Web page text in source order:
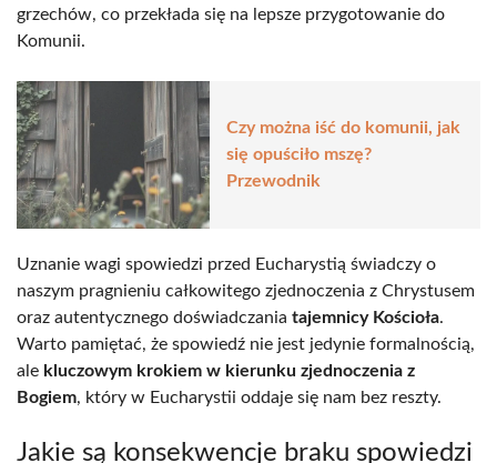
grzechów, co przekłada się na lepsze przygotowanie do
Komunii.
Czy można iść do komunii, jak
się opuściło mszę?
Przewodnik
Uznanie wagi spowiedzi przed Eucharystią świadczy o
naszym pragnieniu całkowitego zjednoczenia z Chrystusem
oraz autentycznego doświadczania tajemnicy Kościoła.
Warto pamiętać, że spowiedź nie jest jedynie formalnością,
ale kluczowym krokiem w kierunku zjednoczenia z
Bogiem, który w Eucharystii oddaje się nam bez reszty.
Jakie są konsekwencje braku spowiedzi